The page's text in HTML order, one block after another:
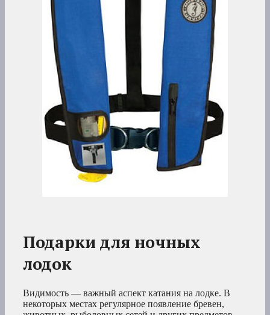
Подарки для ночных
лодок
Видимость — важный аспект катания на лодке. В
некоторых местах регулярное появление бревен,